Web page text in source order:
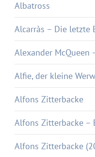
Albatross
Alcarràs – Die letzte
Alexander McQueen
Alfie, der kleine
Alfons Zitterbacke
Alfons Zitterbacke –
Alfons Zitterbacke